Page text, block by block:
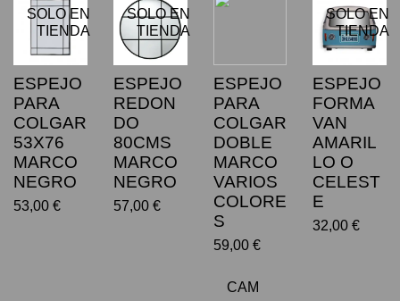
SOLO EN
TIENDA
ESPEJO
PARA
COLGAR
53X76
MARCO
NEGRO
53,00 €
SOLO EN
TIENDA
ESPEJO
REDON
DO
80CMS
MARCO
NEGRO
57,00 €
ESPEJO
PARA
COLGAR
DOBLE
MARCO
VARIOS
COLORE
S
59,00 €
SOLO EN
TIENDA
ESPEJO
FORMA
VAN
AMARIL
LO O
CELEST
E
32,00 €